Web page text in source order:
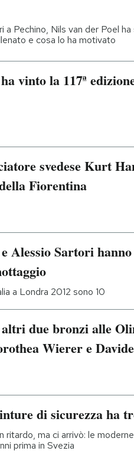
a Pechino, Nils van der Poel
e cosa lo ha motivato
vinto la 117ª
svedese Kurt
Fiorentina
Alessio Sartori
a Londra 2012 sono 10
due bronzi alle
Wierer e
di sicurezza ha
ritardo, ma ci arrivò: le
prima in Svezia